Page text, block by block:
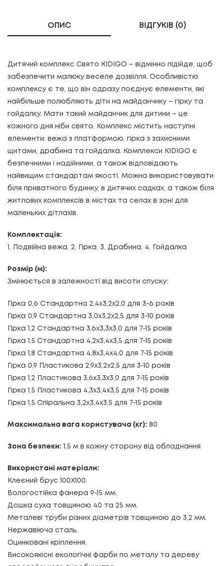
ОПИС ВІДГУКІВ (0)
Дитячий комплекс Свято KIDIGO – відмінно підійде, щоб
забезпечити малюку веселе дозвілля. Особливістю
комплексу є те, що він одразу поєднує елементи, які
найбільше полюбляють діти на майданчику – гірку та
гойдалку. Мати такий майданчик для дитини – це
кожного дня ніби свято. Комплекс містить наступні
елементи: вежа з платформою, гірка з захисними
щитами, драбина та гойдалка. Комплекси KIDIGO є
безпечними і надійними, а також відповідають
найвищим стандартам якості. Можна використовувати
біля приватного будинку, в дитячих садках, а також біля
житлових комплексів в містах та селах в зоні для
маленьких дітлахів.
Комплектація:
1. Подвійна вежа. 2. Гірка. 3. Драбина. 4. Гойдалка
Розмір (м):
Змінюється в залежності від висоти спуску:
Гірка 0,6 Стандартна 2,4х3,2х2,0 для 3-6 років
Гірка 0,9 Стандартна 3,0х3,2х2,5 для 3-10 років
Гірка 1,2 Стандартна 3,6х3,3х3,0 для 7-15 років
Гірка 1,5 Стандартна 4,2х3,4х3,5 для 7-15 років
Гірка 1,8 Стандартна 4,8х3,4х4,0 для 7-15 років
Гірка 0,9 Пластикова 2,9х3,2х2,5 для 3-10 років
Гірка 1,2 Пластикова 3,6х3,3х3,0 для 7-15 років
Гірка 1,5 Пластикова 4,3х3,4х3,5 для 7-15 років
Гірка 1,5 Спіральна 3,2х3,4х3,5 для 7-15 років
Максимальна вага користувача (кг): 80
Зона безпеки: 1,5 м в кожну сторону від обладнання
Використані матеріали:
Клеєний брус 100Х100.
Вологостійка фанера 9-15 мм.
Дошка суха товщиною 40 та 25 мм.
Металеві труби різних діаметрів товщиною до 3,2 мм.
Нержавіюча сталь.
Оцинковані кріплення.
Високоякісні екологічні фарби по металу та дереву